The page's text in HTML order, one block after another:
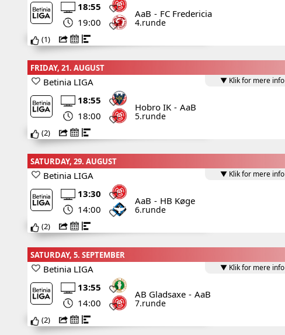
18:55
19:00
AaB - FC Fredericia
4.runde
(1)
FRIDAY, 21. AUGUST
▼ Klik for mere info
Betinia LIGA
18:55
18:00
Hobro IK - AaB
5.runde
(2)
SATURDAY, 29. AUGUST
▼ Klik for mere info
Betinia LIGA
13:30
14:00
AaB - HB Køge
6.runde
(2)
SATURDAY, 5. SEPTEMBER
▼ Klik for mere info
Betinia LIGA
13:55
14:00
AB Gladsaxe - AaB
7.runde
(2)